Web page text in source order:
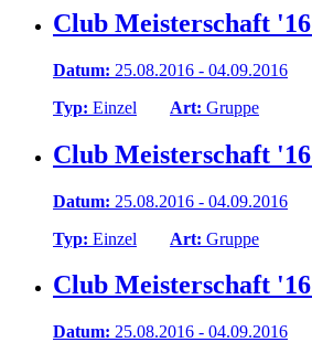
Club Meisterschaft
Datum: 25.08.2016 - 04.09.2016
Typ: Einzel Art: Gruppe
Club Meisterschaft
Datum: 25.08.2016 - 04.09.2016
Typ: Einzel Art: Gruppe
Club Meisterschaft
Datum: 25.08.2016 - 04.09.2016